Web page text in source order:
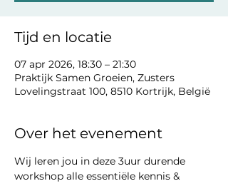
Tijd en locatie
07 apr 2026, 18:30 – 21:30
Praktijk Samen Groeien, Zusters
Lovelingstraat 100, 8510 Kortrijk, België
Over het evenement
Wij leren jou in deze 3uur durende
workshop alle essentiële kennis &